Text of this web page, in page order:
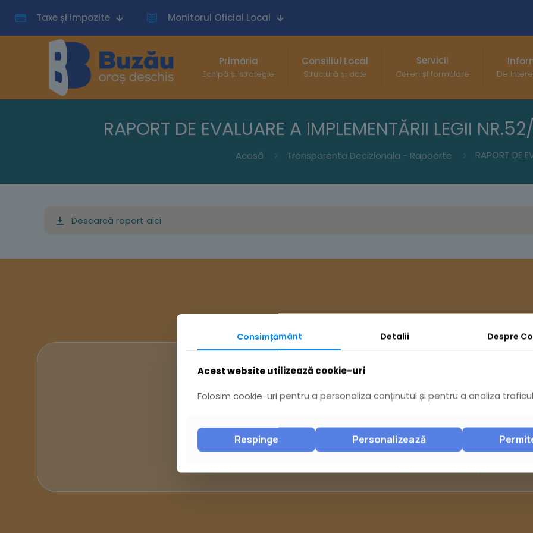
Taxe și impozite Monitorul Oficial Local
Primăria
Echipă și strategie
Consiliul Local
Structură și acte
Servicii
Cereri și formulare De
RAPORT DE EVALUARE A IMPLEMENTĂRII LEGII
Acasă Transparenta Decizionala - Rapoarte
Descarcă raport aici
Ai întrebări? Accesează
Pagina Contact
Consimțământ Detalii Despre
Acest website utilizează cookie-uri
Folosim cookie-uri pentru a personaliza conținutul și pentru a analiza
Respinge Personalizează